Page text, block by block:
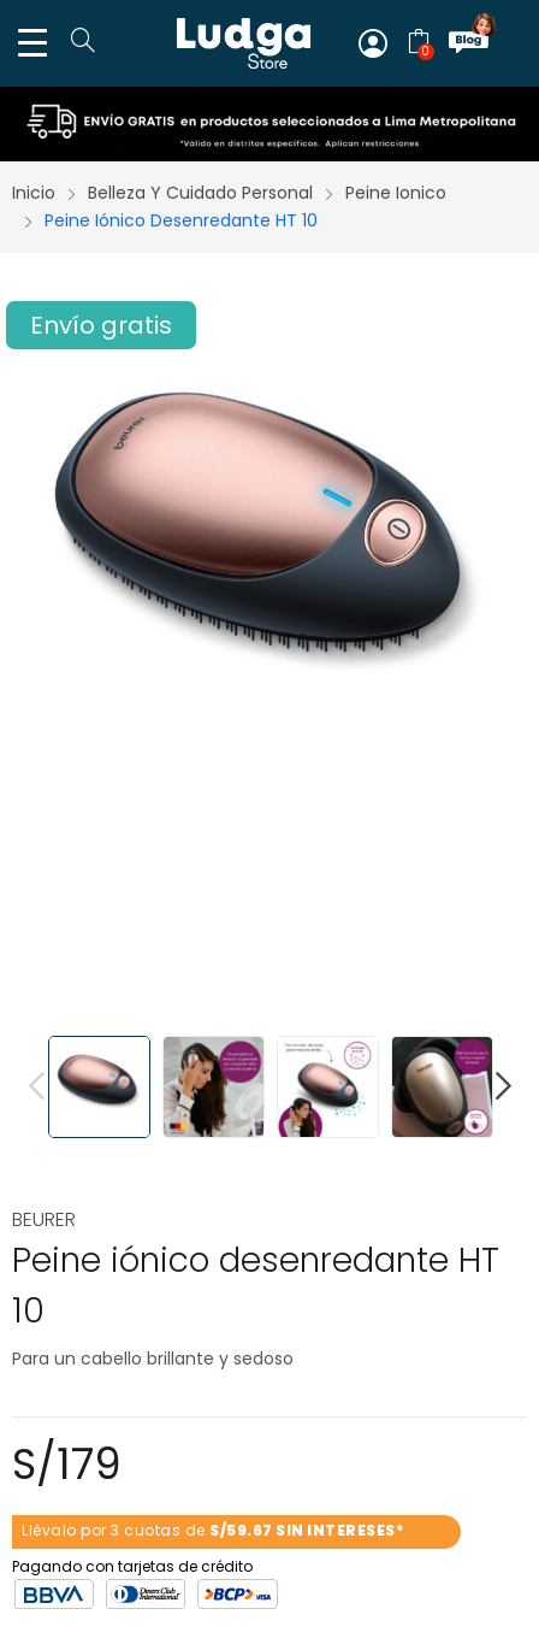
0
Inicio Belleza Y Cuidado Personal
Peine Ionico
Peine Iónico Desenredante HT 10
Envío gratis
NEXT
BEURER
Peine iónico desenredante HT
10
Para un cabello brillante y sedoso
S/179
Llévalo por 3 cuotas de S/59.67 SIN INTERESES*
Pagando con tarjetas de crédito